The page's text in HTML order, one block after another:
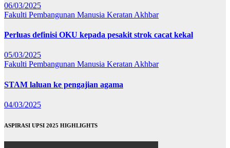
06/03/2025
Fakulti Pembangunan Manusia Keratan Akhbar
Perluas definisi OKU kepada pesakit strok cacat kekal
05/03/2025
Fakulti Pembangunan Manusia Keratan Akhbar
STAM laluan ke pengajian agama
04/03/2025
ASPIRASI UPSI 2025 HIGHLIGHTS